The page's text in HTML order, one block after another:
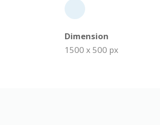
Dimension
1500 x 500 px